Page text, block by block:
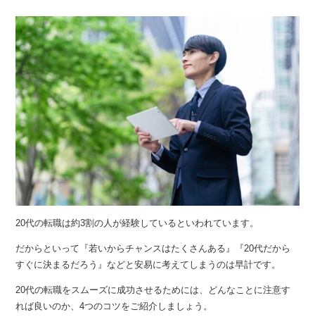
20代の転職は約3割の人が経験しているといわれています。
だからといって『若いからチャンスはたくさんある』『20代だから
すぐに決まるだろう』などと安易に考えてしまうのは早計です。
20代の転職をスムーズに成功させるためには、どんなことに注意す
れば良いのか、4つのコツをご紹介しましょう。